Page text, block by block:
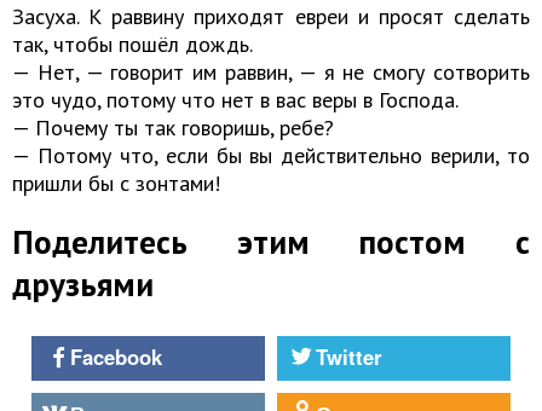
Засуха. К раввину приходят евреи и просят сделать
так, чтобы пошёл дождь.
— Нет, — говорит им раввин, — я не смогу сотворить
это чудо, потому что нет в вас веры в Господа.
— Почему ты так говоришь, ребе?
— Потому что, если бы вы действительно верили, то
пришли бы с зонтами!
Поделитесь этим постом с
друзьями
Facebook
Twitter